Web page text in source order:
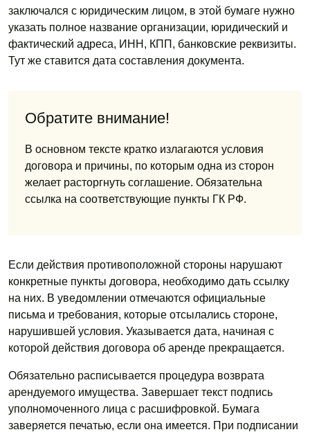
заключался с юридическим лицом, в этой бумаге нужно
указать полное название организации, юридический и
фактический адреса, ИНН, КПП, банковские реквизиты.
Тут же ставится дата составления документа.
Обратите внимание!
В основном тексте кратко излагаются условия
договора и причины, по которым одна из сторон
желает расторгнуть соглашение. Обязательна
ссылка на соответствующие пункты ГК РФ.
Если действия противоположной стороны нарушают
конкретные пункты договора, необходимо дать ссылку
на них. В уведомлении отмечаются официальные
письма и требования, которые отсылались стороне,
нарушившей условия. Указывается дата, начиная с
которой действия договора об аренде прекращается.
Обязательно расписывается процедура возврата
арендуемого имущества. Завершает текст подпись
уполномоченного лица с расшифровкой. Бумага
заверяется печатью, если она имеется. При подписании